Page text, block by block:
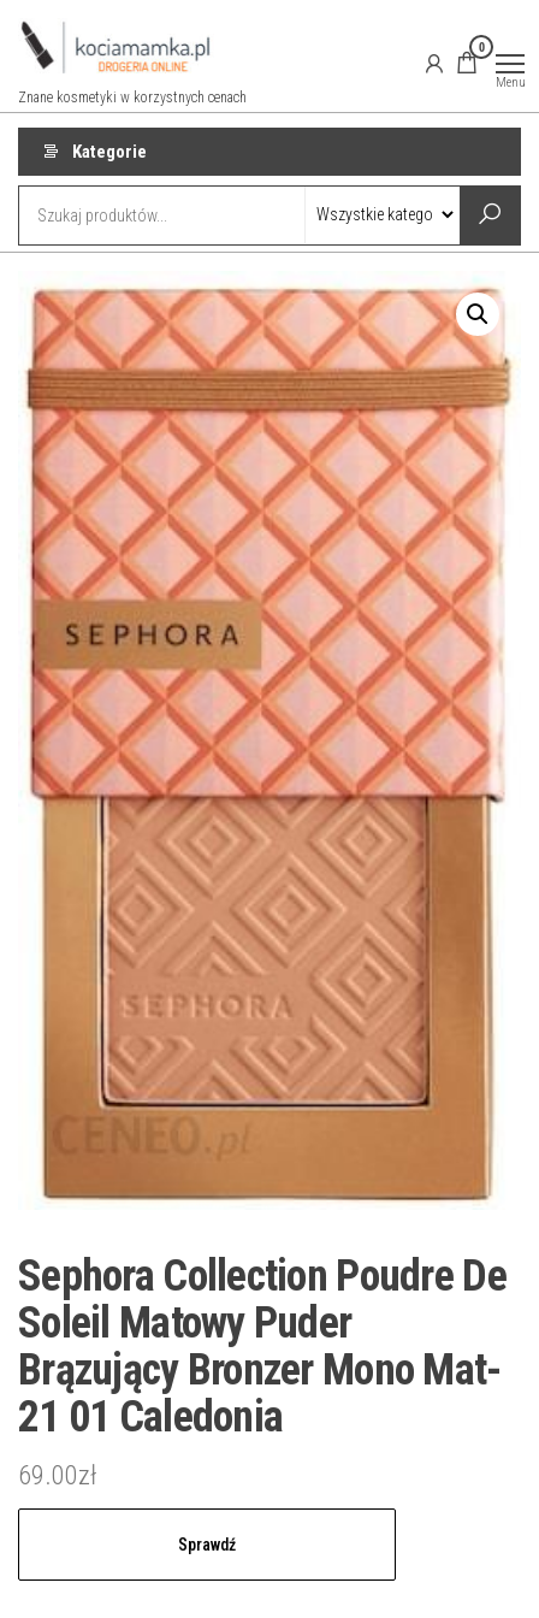
Przejdź
Znane kosmetyki w korzystnych cenach
0
Menu
Kategorie
Sephora Collection Poudre De
Soleil Matowy Puder
Brązujący Bronzer Mono Mat-
21 01 Caledonia
69.00zł
Sprawdź